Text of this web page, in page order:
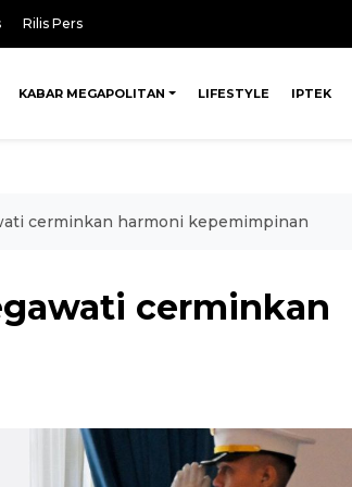
Rilis Pers
KABAR MEGAPOLITAN LIFESTYLE IPTEK
cerminkan harmoni kepemimpinan
cerminkan